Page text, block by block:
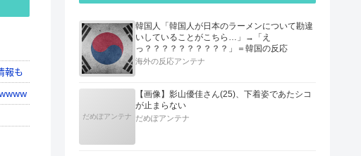
韓国人「韓国人が日本のラーメンについて勘違
いしていることがこちら…」→「え
っ？？？？？？？？？？」＝韓国の反応
海外の反応アンテナ
だめぽアンテナ
【画像】影山優佳さん(25)、下着姿であたシコ
が止まらない
だめぽアンテナ